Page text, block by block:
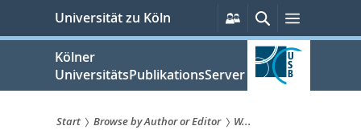
springen
Universität zu Köln
Persönliche
Services
SucheMenü
Kölner
UniversitätsPublikationsServer
Start Browse by Author or Editor
W...